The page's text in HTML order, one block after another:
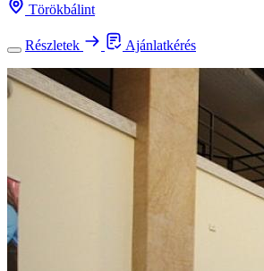
Törökbálint
Részletek Ajánlatkérés